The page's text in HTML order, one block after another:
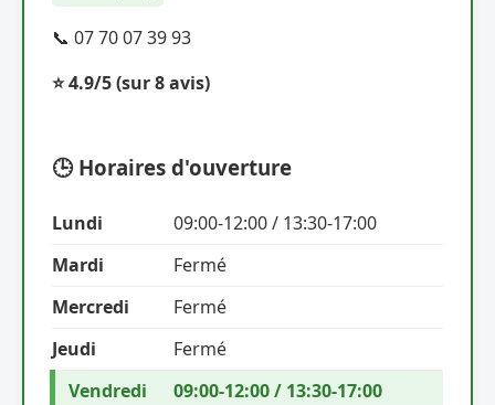
📞 07 70 07 39 93
⭐ 4.9/5(sur 8 avis)
🕒 Horaires d'ouverture
Lundi
09:00-12:00 / 13:30-17:00
Mardi
Fermé
Mercredi
Fermé
Jeudi
Fermé
Vendredi
09:00-12:00 / 13:30-17:00